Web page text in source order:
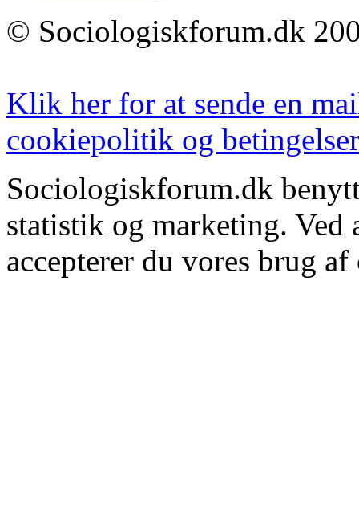
© Sociologiskforum.dk
Klik her for at sende en
cookiepolitik og
Sociologiskforum.dk
statistik og marketing. Ved
accepterer du vores brug